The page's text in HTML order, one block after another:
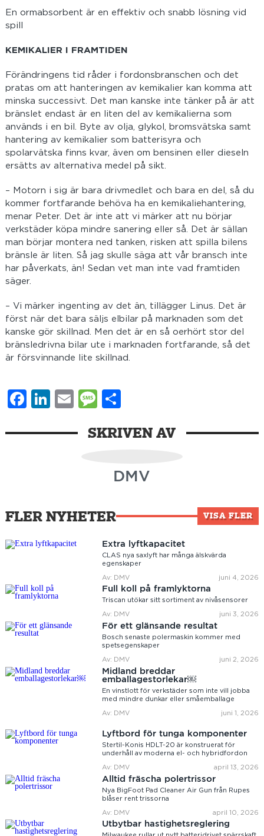
En ormabsorbent är en effektiv och snabb lösning vid
spill
KEMIKALIER I FRAMTIDEN
Förändringens tid råder i fordonsbranschen och det
pratas om att hanteringen av kemikalier kan komma att
minska successivt. Det man kanske inte tänker på är att
bränslet endast är en liten del av kemikalierna som
används i en bil. Byte av olja, glykol, bromsvätska samt
hantering av kemikalier som batterisyra och
spolarvätska finns kvar, även om bensinen eller dieseln
ersätts av alternativa medel på sikt.
– Motorn i sig är bara drivmedlet och bara en del, så du
kommer fortfarande behöva ha en kemikaliehantering,
menar Peter. Det är inte att vi märker att nu börjar
verkstäder köpa mindre sanering eller så. Det är sällan
man börjar montera ned tanken, risken att spilla bilens
bränsle är liten. Så jag skulle säga att vår bransch inte
har påverkats, än! Sedan vet man inte vad framtiden
säger.
– Vi märker ingenting av det än, tillägger Linus. Det är
först när det bara säljs elbilar på marknaden som det
kanske gör skillnad. Men det är en så oerhört stor del
bränsledrivna bilar ute i marknaden fortfarande, så det
är försvinnande lite skillnad.
Facebook
LinkedIn
EmailMessage
SKRIVEN AV
DMV
FLER NYHETER VISA FLER
Extra lyftkapacitet
CLAS nya saxlyft har många älskvärda
egenskaper
Av: DMV juni 4, 2026
Full koll på framlyktorna
Triscan utökar sitt sortiment av nivåsensorer
Av: DMV juni 3, 2026
För ett glänsande resultat
Bosch senaste polermaskin kommer med
spetsegenskaper
Av: DMV juni 2, 2026
Midland breddar
emballagestorlekar￼
En vinstlott för verkstäder som inte vill jobba
med mindre dunkar eller småemballage
Av: DMV juni 1, 2026
Lyftbord för tunga komponenter
Stertil-Konis HDLT-20 är konstruerat för
underhåll av moderna el- och hybridfordon
Av: DMV april 13, 2026
Alltid fräscha polertrissor
Nya BigFoot Pad Cleaner Air Gun från Rupes
blåser rent trissorna
Av: DMV april 10, 2026
Utbytbar hastighetsreglering